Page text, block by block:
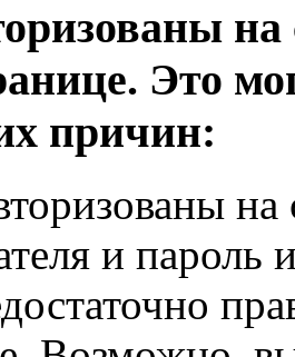
на
Это
причин:
на
и пароль